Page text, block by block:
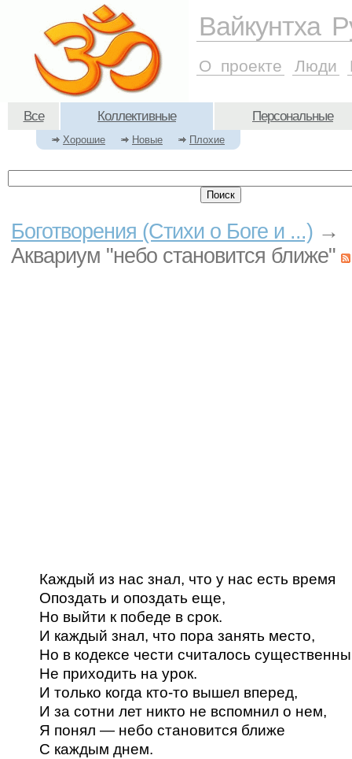
Все Коллективные Персональные
Хорошие Новые Плохие
Боготворения (Стихи о Боге и ...) →
Аквариум "небо становится ближе"
Каждый из нас знал, что у нас есть время
Опоздать и опоздать еще,
Но выйти к победе в срок.
И каждый знал, что пора занять место,
Но в кодексе чести считалось
Не приходить на урок.
И только когда кто-то вышел вперед,
И за сотни лет никто не вспомнил о нем,
Я понял — небо становится ближе
С каждым днем.
Вайкунтха
О проекте Люди